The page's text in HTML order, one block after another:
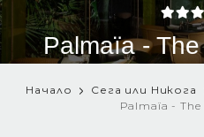
Palmaïa -
Начало Сега или Никога
Palmaïa - The